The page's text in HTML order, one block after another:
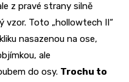
z pravé strany silně
vzor. Toto „hollowtech II“
nasazenou na ose,
ale
do osy. Trochu to